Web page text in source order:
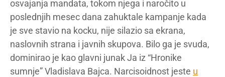
osvajanja mandata, tokom njega i naročito u
poslednjih mesec dana zahuktale kampanje kada
je sve stavio na kocku, nije silazio sa ekrana,
naslovnih strana i javnih skupova. Bilo ga je svuda,
dominirao je kao glavni junak Ja iz “Hronike
sumnje” Vladislava Bajca. Narcisoidnost jeste u